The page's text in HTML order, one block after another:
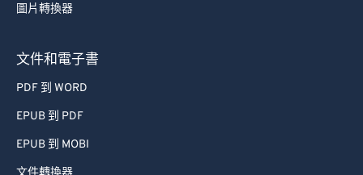
圖片轉換器
文件和電子書
PDF 到 WORD
EPUB 到 PDF
EPUB 到 MOBI